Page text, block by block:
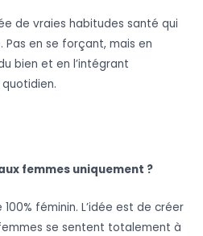
de vraies habitudes santé qui
en se forçant, mais en
bien et en l’intégrant
femmes uniquement ?
féminin. L’idée est de créer
se sentent totalement à